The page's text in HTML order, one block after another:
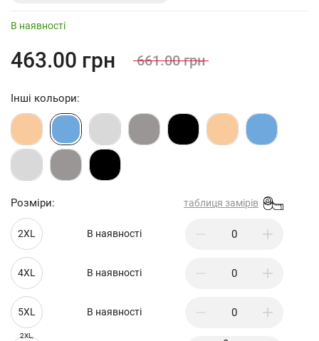
В наявності
463.00 грн 661.00 грн
Інші кольори:
Розміри: таблиця замірів
2XL В наявності
4XL В наявності
5XL В наявності
2XL,